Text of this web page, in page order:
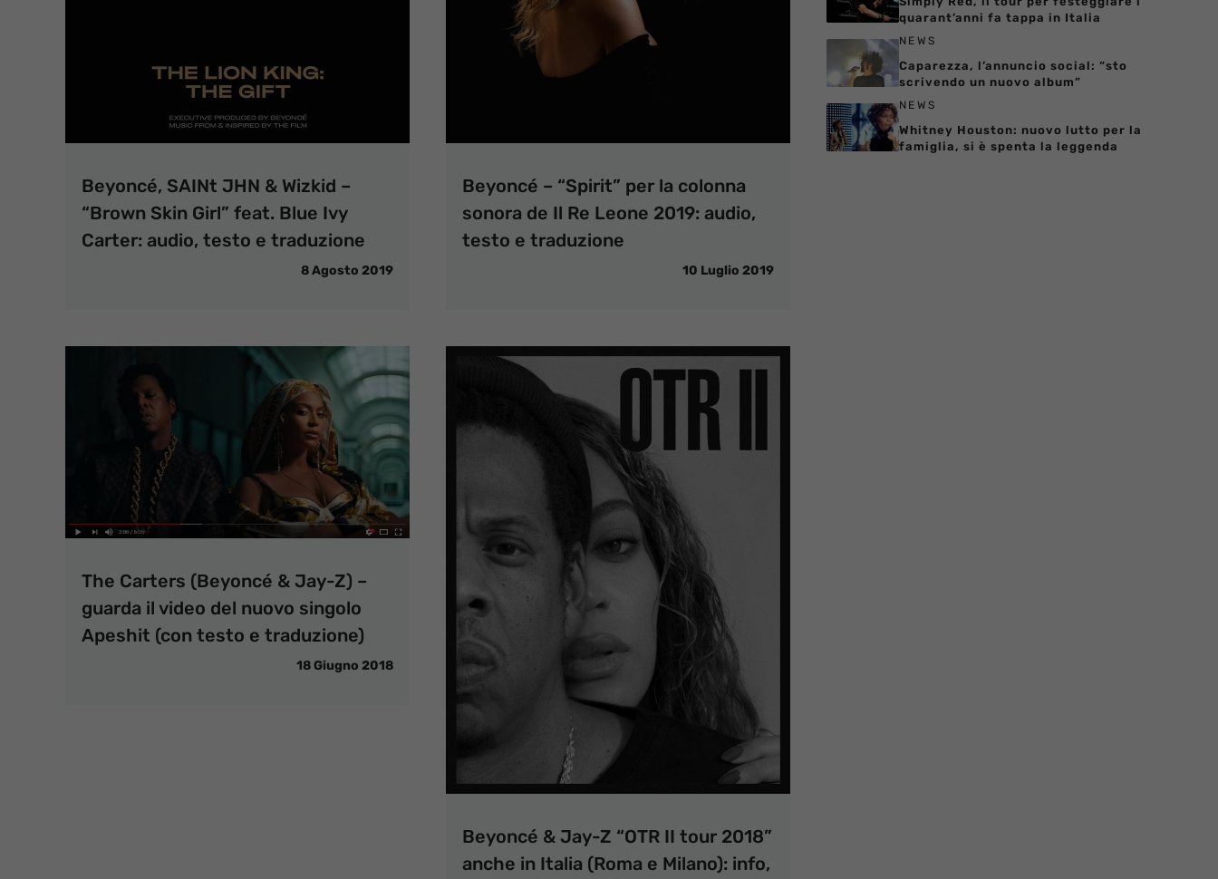
Beyoncé, SAINt JHN & Wizkid –
“Brown Skin Girl” feat. Blue Ivy
Carter: audio, testo e traduzione
8 Agosto 2019
Beyoncé – “Spirit” per la colonna
sonora de Il Re Leone 2019: audio,
testo e traduzione
10 Luglio 2019
The Carters (Beyoncé & Jay-Z) –
guarda il video del nuovo singolo
Apeshit (con testo e traduzione)
18 Giugno 2018
Beyoncé & Jay-Z “OTR II tour 2018”
anche in Italia (Roma e Milano): info,
quarant’anni fa tappa in Italia
NEWS
Caparezza, l’annuncio social: “sto
scrivendo un nuovo album”
NEWS
Whitney Houston: nuovo lutto per la
famiglia, si è spenta la leggenda